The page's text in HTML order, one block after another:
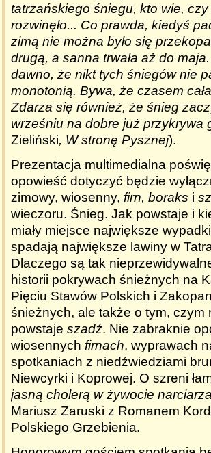
tatrzańskiego śniegu, kto wie,
rozwinęło... Co prawda, kiedyś
zimą nie można było się
drugą, a sanna trwała aż do
dawno, że nikt tych śniegów nie
monotonią. Bywa, że czasem
Zdarza się również, że śnieg
wrześniu na dobre już przykrywa
Zieliński, W stronę Pysznej).
Prezentacja multimedialna
opowieść dotyczyć będzie
zimowy, wiosenny, firn, boraks i
wieczoru. Śnieg. Jak powstaje i
miały miejsce największe
spadają największe lawiny w
Dlaczego są tak
historii pokrywach śnieżnych na
Pięciu Stawów Polskich i
śnieżnych, ale także o tym, czym
powstaje szadź. Nie zabraknie
wiosennych firnach, wyprawach
spotkaniach z niedźwiedziami
Niewcyrki i Koprowej. O szreni
jasną cholerą w żywocie
Mariusz Zaruski z Romanem
Polskiego Grzebienia.